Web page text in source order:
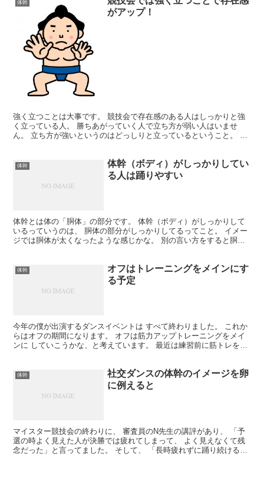
体幹
がアップ！
強く立つことは大事です。 競技会で存在感のある人はしっかりと強
く立っている人。 勝ちあがっていく人で立ち方が弱い人はいませ
ん。 立ち方が強いというのはどっしりと立っているということ。 他
体幹
体幹（ボディ）がしっかりしてい
る人は踊りやすい
体幹とは体の「胴体」の部分です。 体幹（ボディ）がしっかりして
いるっていうのは、 胴体の部分がしっかりしてるってこと。 イメー
ジでは胴体が太くなったような感じかな。 別の言い方をすると胴体
体幹
オフはトレーニングをメインにす
る予定
今年の僕が出演するダンスイベントは すべて終わりました。 これか
らはオフの期間になります。 オフは筋力アップトレーニングをメイ
ンに していこうかな、と考えています。 最近は練習前に筋トレを取
体幹
社交ダンスの体幹のイメージを卵
に例えると
マイスター競技会の終わりに、 審査員のN先生の講評があり、 「予
選の時よく見えた人が決勝では疲れてしまって、 よく見えなくて残
念だった」と言ってました。 そして、 「長時疲れずに踊り続けるに